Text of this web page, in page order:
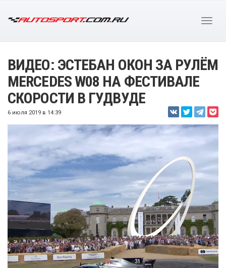
ВИДЕО: ЭСТЕБАН ОКОН ЗА РУЛЁМ
MERCEDES W08 НА ФЕСТИВАЛЕ
СКОРОСТИ В ГУДВУДЕ
6 июля 2019 в 14:39